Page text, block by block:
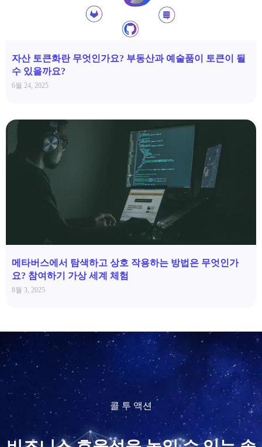
자산 토큰화란 무엇인가요? 부동산과 예술품이 토큰이 될
수 있을까요?
6월 24, 2025
메타버스에서 탐색하고 상호 작용하는 방법은 무엇인가
요? 참여하기 가상 세계 체험
8월 3, 2025
콜 투 액션